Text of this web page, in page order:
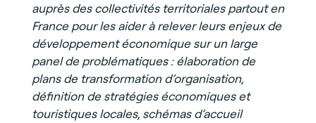
auprès des collectivités territoriales partout en
France pour les aider à relever leurs enjeux de
développement économique sur un large
panel de problématiques : élaboration de
plans de transformation d’organisation,
définition de stratégies économiques et
touristiques locales, schémas d’accueil